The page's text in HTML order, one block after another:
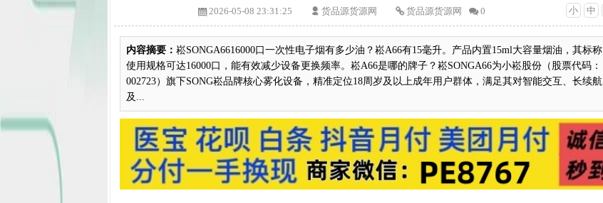
小 中
2026-05-08 23:31:25 货品源货源网 货品源货源网 0
内容摘要： 崧SONGA6616000口一次性电子烟有多少油？崧A66有15毫升。产品内置15ml大容量烟油，其标称
使用规格可达16000口，能有效减少设备更换频率。崧A66是哪的牌子？崧SONGA66为小崧股份（股票代码：
002723）旗下SONG崧品牌核心雾化设备，精准定位18周岁及以上成年用户群体，满足其对智能交互、长续航
及...